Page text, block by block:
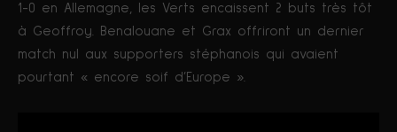
1-0 en Allemagne, les Verts encaissent 2 buts très tôt
à Geoffroy. Benalouane et Grax offriront un dernier
match nul aux supporters stéphanois qui avaient
pourtant « encore soif d’Europe ».